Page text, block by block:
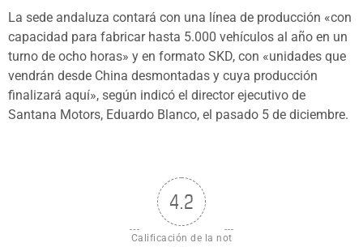
La sede andaluza contará con una línea de producción «con
capacidad para fabricar hasta 5.000 vehículos al año en un
turno de ocho horas» y en formato SKD, con «unidades que
vendrán desde China desmontadas y cuya producción
finalizará aquí», según indicó el director ejecutivo de
Santana Motors, Eduardo Blanco, el pasado 5 de diciembre.
4.2
Calificación de la not